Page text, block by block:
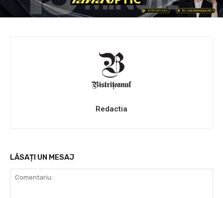
Redactia
LĂSAȚI UN MESAJ